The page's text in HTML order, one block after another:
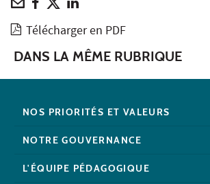
Télécharger en PDF
DANS LA MÊME RUBRIQUE
NOS PRIORITÉS ET VALEURS
NOTRE GOUVERNANCE
L'ÉQUIPE PÉDAGOGIQUE